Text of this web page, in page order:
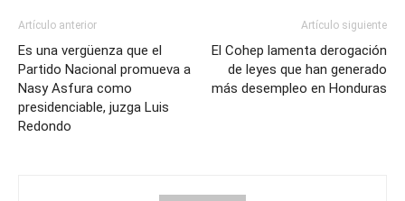
Artículo anterior
Es una vergüenza que el
Partido Nacional promueva a
Nasy Asfura como
presidenciable, juzga Luis
Redondo
Artículo siguiente
El Cohep lamenta derogación
de leyes que han generado
más desempleo en Honduras